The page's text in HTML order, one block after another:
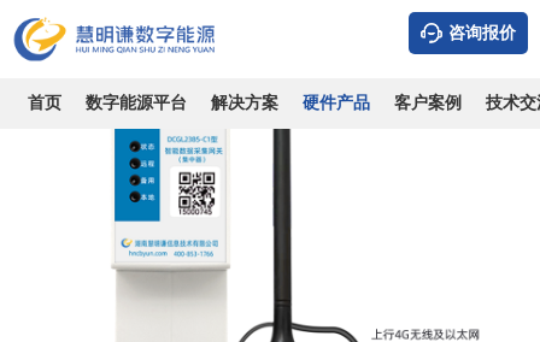
咨询报价
首页 数字能源平台 解决方案 硬件产品 客户案例 技术交